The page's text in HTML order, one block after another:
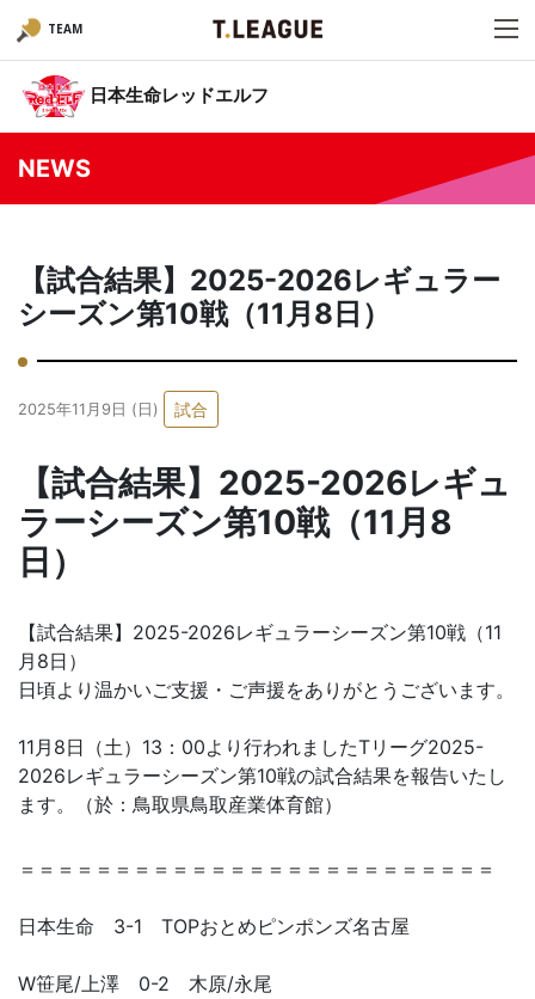
TEAM
日本生命レッドエルフ
NEWS
【試合結果】2025-2026レギュラー
シーズン第10戦（11月8日）
2025年11月9日 (日) 試合
【試合結果】2025-2026レギュ
ラーシーズン第10戦（11月8
日）
【試合結果】2025-2026レギュラーシーズン第10戦（11
月8日）
日頃より温かいご支援・ご声援をありがとうございます。
11月8日（土）13：00より行われましたTリーグ2025-
2026レギュラーシーズン第10戦の試合結果を報告いたし
ます。（於：鳥取県鳥取産業体育館）
＝＝＝＝＝＝＝＝＝＝＝＝＝＝＝＝＝＝＝＝＝＝＝＝＝
日本生命 3-1 TOPおとめピンポンズ名古屋
W笹尾/上澤 0-2 木原/永尾